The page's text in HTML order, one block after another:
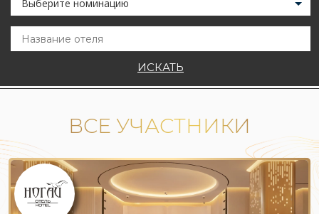
Выберите номинацию
ИСКАТЬ
ВСЕ УЧАСТНИКИ